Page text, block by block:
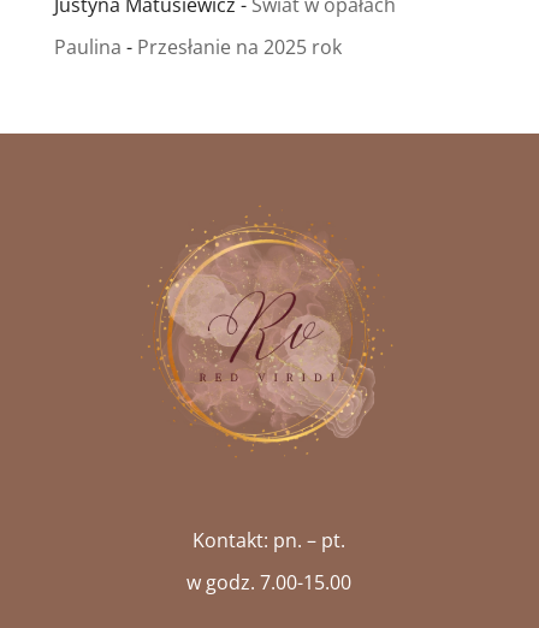
Paulina - Przesłanie na 2025 rok
Kontakt: pn. – pt.
w godz. 7.00-15.00